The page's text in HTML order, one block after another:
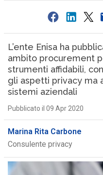
L’ente Enisa ha
ambito procurement
strumenti affidabili,
gli aspetti privacy ma
sistemi aziendali
Pubblicato il 09 Apr 2020
Marina Rita Carbone
Consulente privacy